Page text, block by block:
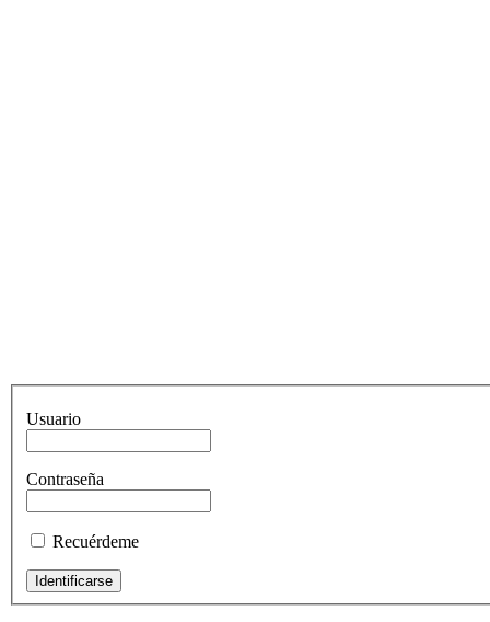
Usuario
Contraseña
Recuérdeme